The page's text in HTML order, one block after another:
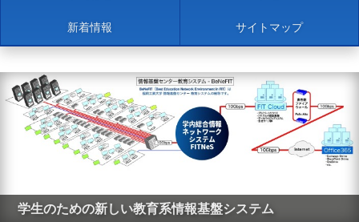
新着情報 サイトマップ
学生のための新しい教育系情報基盤システム